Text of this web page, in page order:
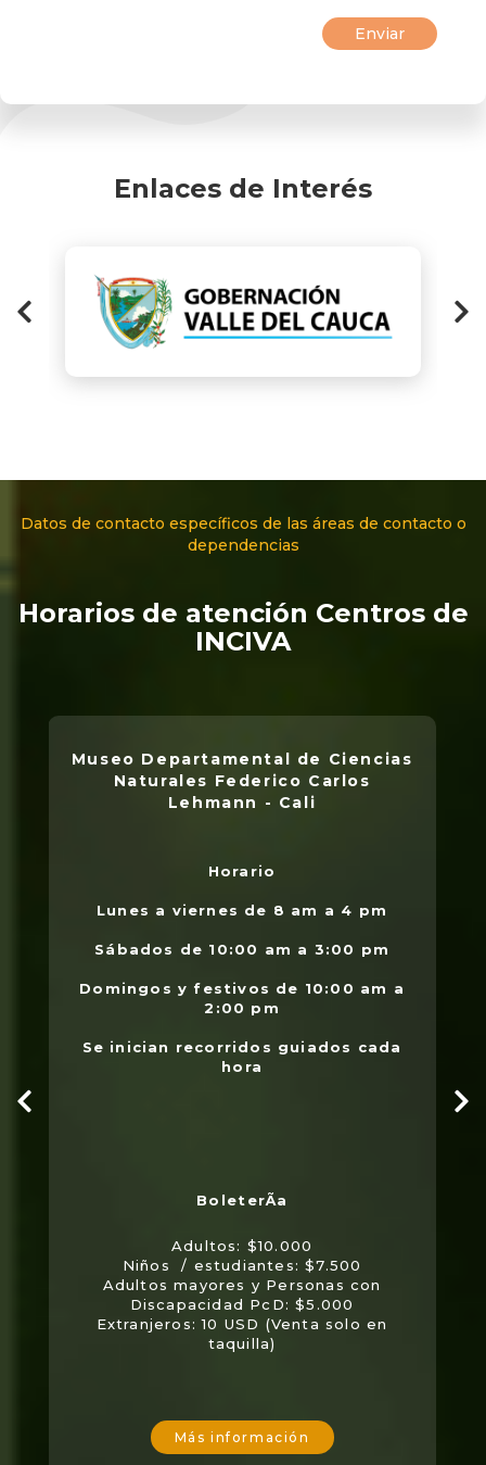
Enlaces de Interés
Datos de contacto específicos de las áreas de contacto o
dependencias
Horarios de atención Centros de
INCIVA
Museo Departamental de Ciencias
Naturales Federico Carlos
Lehmann - Cali
Horario
Lunes a viernes de 8 am a 4 pm
Sábados de 10:00 am a 3:00 pm
Domingos y festivos de 10:00 am a
2:00 pm
Se inician recorridos guiados cada
hora
Adultos: $10.000
Niños / estudiantes: $7.500
Adultos mayores y Personas con
Discapacidad PcD: $5.000
Extranjeros: 10 USD (Venta solo en
taquilla)
Más información